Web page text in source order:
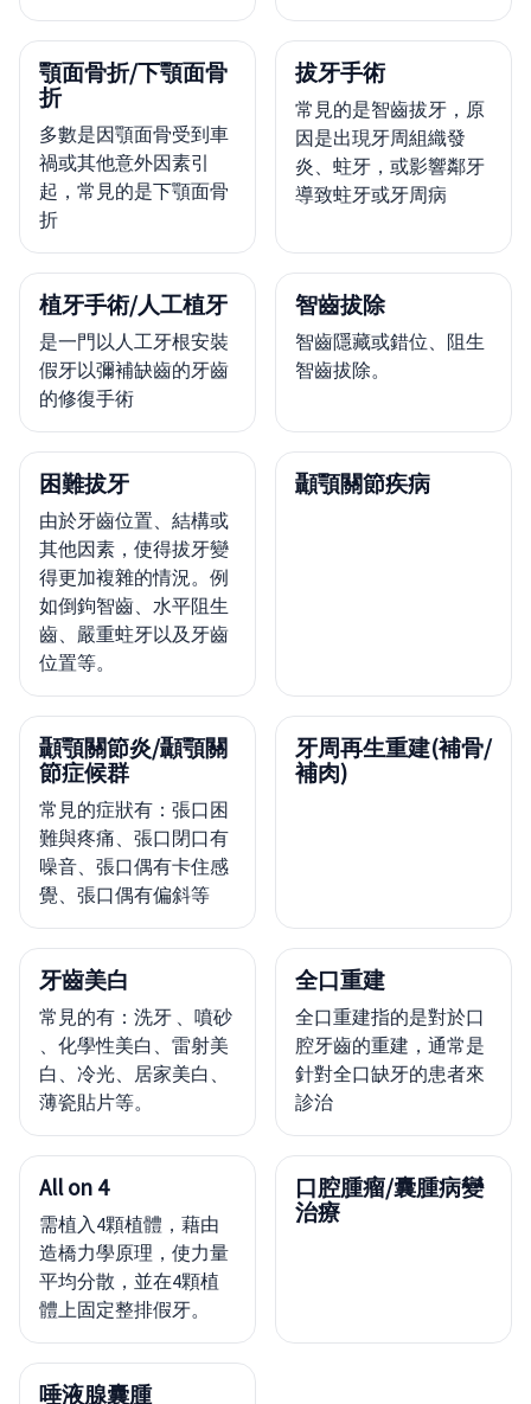
顎面骨折/下顎面骨
折
多數是因顎面骨受到車
禍或其他意外因素引
起，常見的是下顎面骨
折
拔牙手術
常見的是智齒拔牙，原
因是出現牙周組織發
炎、蛀牙，或影響鄰牙
導致蛀牙或牙周病
植牙手術/人工植牙
是一門以人工牙根安裝
假牙以彌補缺齒的牙齒
的修復手術
智齒拔除
智齒隱藏或錯位、阻生
智齒拔除。
困難拔牙
由於牙齒位置、結構或
其他因素，使得拔牙變
得更加複雜的情況。例
如倒鉤智齒、水平阻生
齒、嚴重蛀牙以及牙齒
位置等。
顳顎關節疾病
顳顎關節炎/顳顎關
節症候群
常見的症狀有：張口困
難與疼痛、張口閉口有
噪音、張口偶有卡住感
覺、張口偶有偏斜等
牙周再生重建(補骨/
補肉)
牙齒美白
常見的有：洗牙 、噴砂
、化學性美白、雷射美
白、冷光、居家美白、
薄瓷貼片等。
全口重建
全口重建指的是對於口
腔牙齒的重建，通常是
針對全口缺牙的患者來
診治
All on 4
需植入4顆植體，藉由
造橋力學原理，使力量
平均分散，並在4顆植
體上固定整排假牙。
口腔腫瘤/囊腫病變
治療
唾液腺囊腫